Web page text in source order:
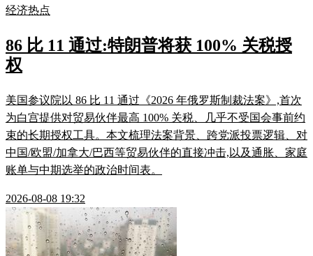
经济热点
86 比 11 通过:特朗普将获 100% 关税授
权
美国参议院以 86 比 11 通过《2026 年俄罗斯制裁法案》,首次
为白宫提供对贸易伙伴最高 100% 关税、几乎不受国会事前约
束的长期授权工具。本文梳理法案背景、跨党派投票逻辑、对
中国/欧盟/加拿大/巴西等贸易伙伴的直接冲击,以及通胀、家庭
账单与中期选举的政治时间表。
2026-08-08 19:32